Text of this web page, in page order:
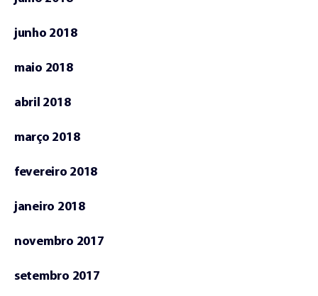
junho 2018
maio 2018
abril 2018
março 2018
fevereiro 2018
janeiro 2018
novembro 2017
setembro 2017